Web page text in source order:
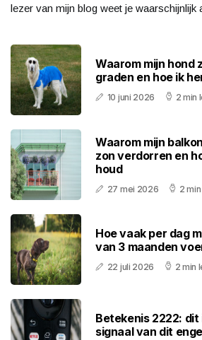
lezer van mijn blog weet je waarschijnlijk
Waarom mijn hond
graden en hoe ik
10 juni 2026 2 min
Waarom mijn
zon verdorren en
houd
27 mei 2026 2
Hoe vaak per dag
van 3 maanden
22 juli 2026 2 min
Betekenis 2222:
signaal van dit